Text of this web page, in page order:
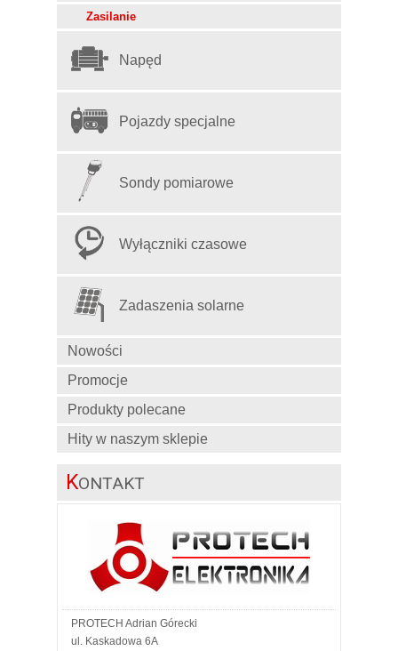
Zasilanie
Napęd
Pojazdy specjalne
Sondy pomiarowe
Wyłączniki czasowe
Zadaszenia solarne
Nowości
Promocje
Produkty polecane
Hity w naszym sklepie
KONTAKT
PROTECH Adrian Górecki
ul. Kaskadowa 6A